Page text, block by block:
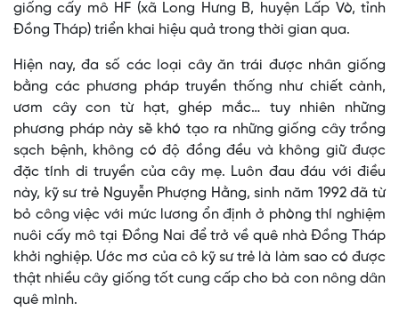
giống cấy mô HF (xã Long Hưng B, huyện Lấp Vò, tỉnh
Đồng Tháp) triển khai hiệu quả trong thời gian qua.
Hiện nay, đa số các loại cây ăn trái được nhân giống
bằng các phương pháp truyền thống như chiết cành,
ươm cây con từ hạt, ghép mắc… tuy nhiên những
phương pháp này sẽ khó tạo ra những giống cây trồng
sạch bệnh, không có độ đồng đều và không giữ được
đặc tính di truyền của cây mẹ. Luôn đau đáu với điều
này, kỹ sư trẻ Nguyễn Phượng Hằng, sinh năm 1992 đã từ
bỏ công việc với mức lương ổn định ở phòng thí nghiệm
nuôi cấy mô tại Đồng Nai để trở về quê nhà Đồng Tháp
khởi nghiệp. Ước mơ của cô kỹ sư trẻ là làm sao có được
thật nhiều cây giống tốt cung cấp cho bà con nông dân
quê mình.